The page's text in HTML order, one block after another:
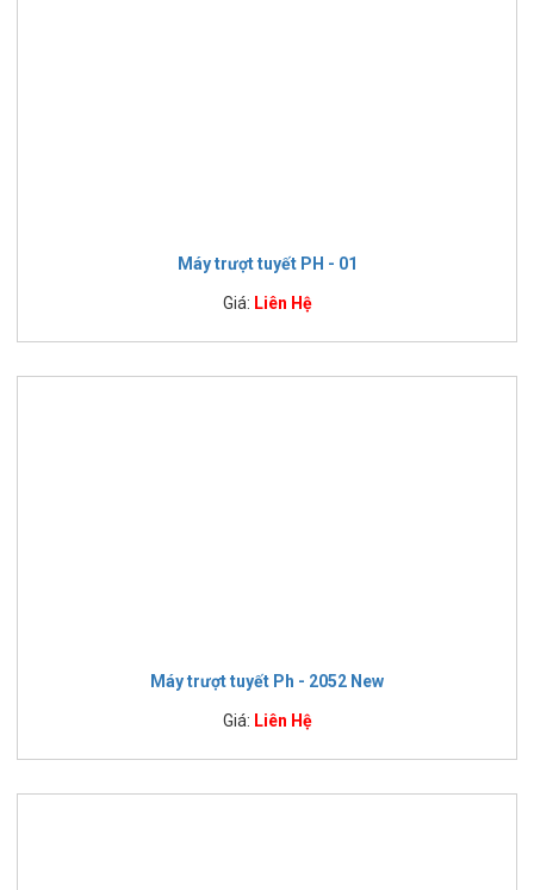
Máy trượt tuyết PH - 01
Giá: Liên Hệ
Máy trượt tuyết Ph - 2052 New
Giá: Liên Hệ